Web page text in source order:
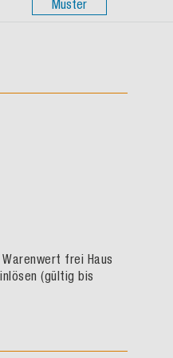
Muster
frei Haus
(gültig bis